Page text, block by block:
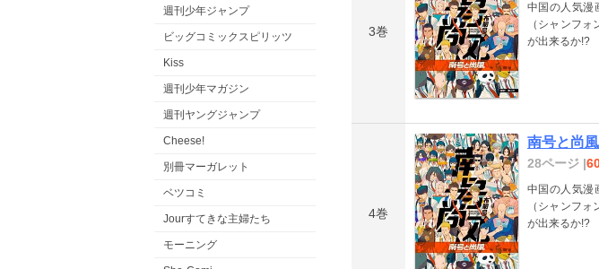
週刊少年ジャンプ
ビッグコミックスピリッツ
Kiss
週刊少年マガジン
週刊ヤングジャンプ
Cheese!
別冊マーガレット
ベツコミ
Jourすてきな主婦たち
モーニング
3巻
中国の人気漫
（シャンフ
が出来るか!?
4巻
南号と尚
28ページ |
中国の人気漫
（シャンフ
が出来るか!?